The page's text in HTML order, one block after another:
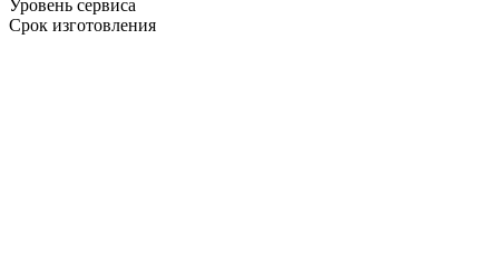
Уровень сервиса
Срок изготовления